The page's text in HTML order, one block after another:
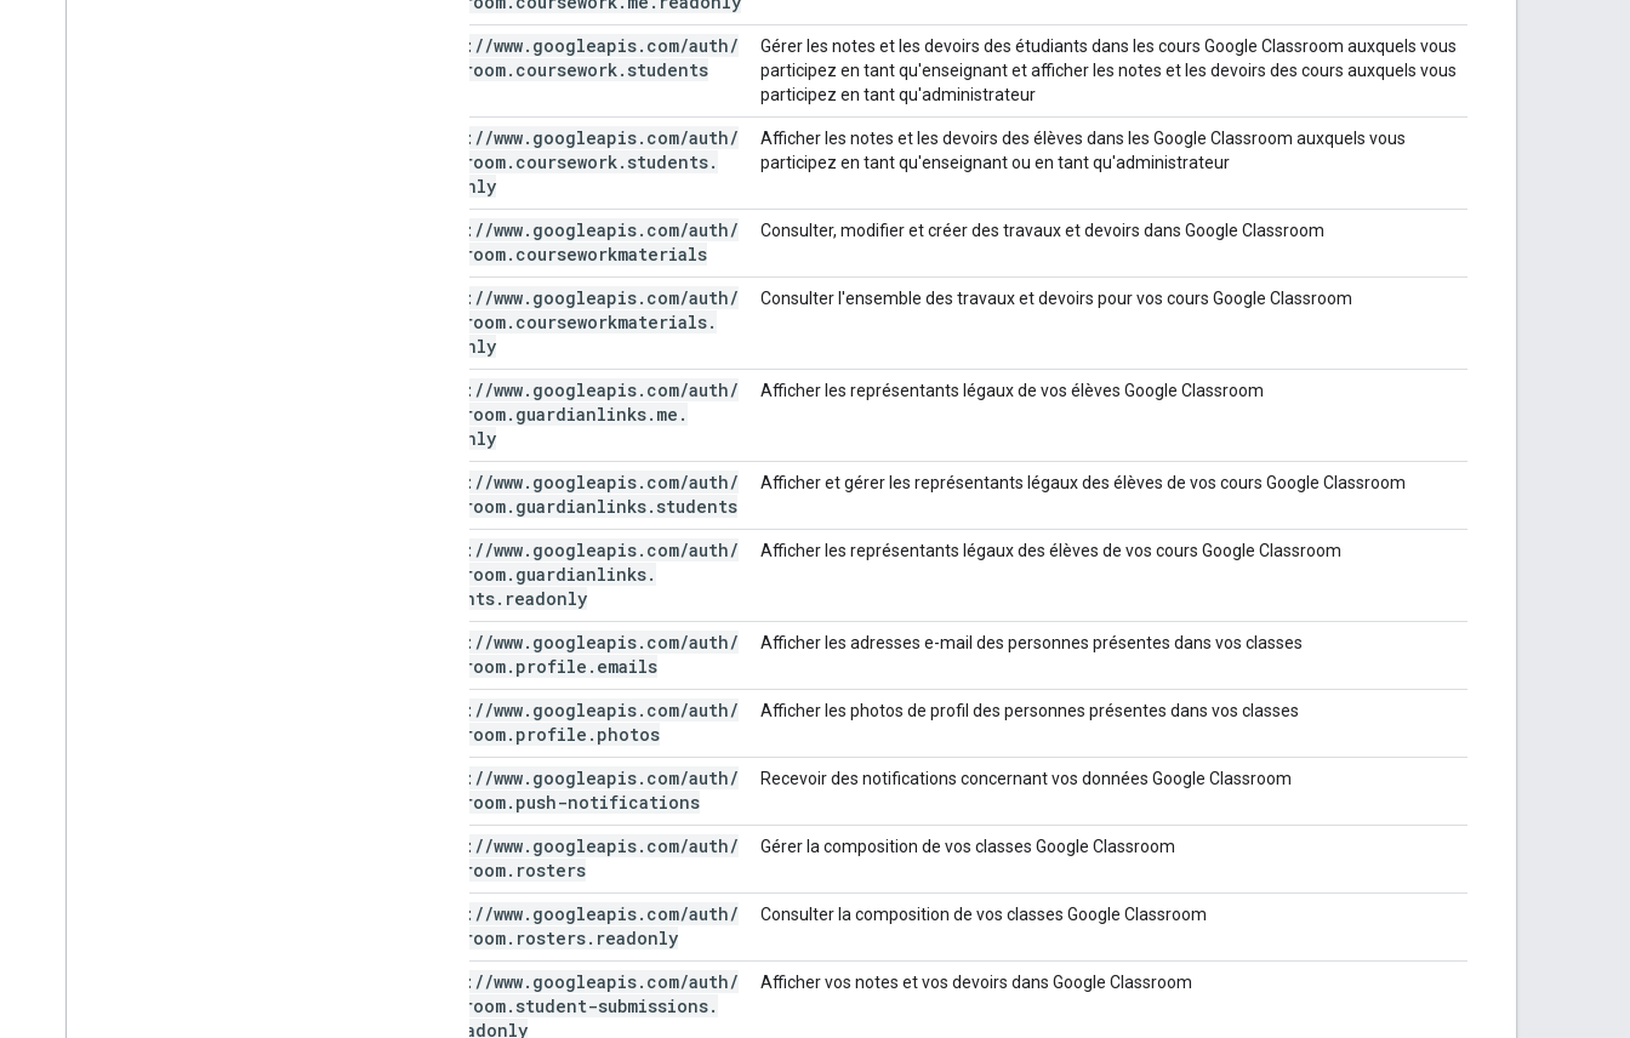
https: //www. googleapis. com/auth/
classroom. coursework. students
Gérer les notes et les devoirs des étudiants dans les cours Google Classroom auxquels vous
participez en tant qu'enseignant et afficher les notes et les devoirs des cours auxquels vous
participez en tant qu'administrateur
https: //www. googleapis. com/auth/
classroom. coursework. students.
readonly
Afficher les notes et les devoirs des élèves dans les Google Classroom auxquels vous
participez en tant qu'enseignant ou en tant qu'administrateur
https: //www. googleapis. com/auth/
classroom. courseworkmaterials
Consulter, modifier et créer des travaux et devoirs dans Google Classroom
https: //www. googleapis. com/auth/
classroom. courseworkmaterials.
readonly
Consulter l'ensemble des travaux et devoirs pour vos cours Google Classroom
https: //www. googleapis. com/auth/
classroom. guardianlinks. me .
readonly
Afficher les représentants légaux de vos élèves Google Classroom
https: //www. googleapis. com/auth/
classroom. guardianlinks. students
Afficher et gérer les représentants légaux des élèves de vos cours Google Classroom
https: //www. googleapis. com/auth/
classroom. guardianlinks.
students. readonly
Afficher les représentants légaux des élèves de vos cours Google Classroom
https: //www. googleapis. com/auth/
classroom. profile . emails
Afficher les adresses e-mail des personnes présentes dans vos classes
https: //www. googleapis. com/auth/
classroom. profile . photos
Afficher les photos de profil des personnes présentes dans vos classes
https: //www. googleapis. com/auth/
classroom. push-notifications
Recevoir des notifications concernant vos données Google Classroom
https: //www. googleapis. com/auth/
classroom. rosters
Gérer la composition de vos classes Google Classroom
https: //www. googleapis. com/auth/
classroom. rosters. readonly
Consulter la composition de vos classes Google Classroom
https: //www. googleapis. com/auth/
classroom. student-submissions.
readonly
Afficher vos notes et vos devoirs dans Google Classroom